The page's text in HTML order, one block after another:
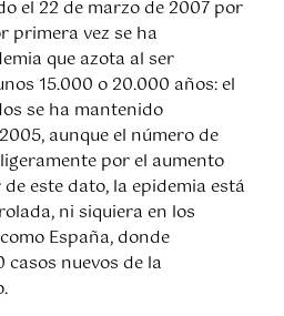
el 22 de marzo de 2007 por
primera vez se ha
que azota al ser
15.000 o 20.000 años: el
se ha mantenido
aunque el número de
por el aumento
este dato, la epidemia está
ni siquiera en los
España, donde
casos nuevos de la